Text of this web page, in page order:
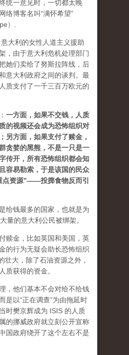
统一意见时，一切都太晚
博客名叫“满怀希望”
）.
大利的女性人道主义援助
，由于意大利危机处理部门
她们卖给了努斯拉阵线，后
意大利政府之间的谈判。最
质支付了一千三百万欧元的
一方面，如果不交钱，人质
的视频还会成为恐怖组织对
另方面，如果支付了赎金，
贪婪的黑熊，不是一只是一
传开，所有恐怖组织都会知
容易勒索，于是该国的民众
点资源”——投掷食物反而引
给钱最多的国家，也就是为
量的意大利公民被绑架。
赎金，比如英国和美国，英
的行为无疑会助长恐怖组织
壮大，除了石油资源之外，
质获得的资金。
，他们基本不会对给不给钱
是以“正在调查”为由拖延时
时樊京辉成为 ISIS 的人质
的挪威政府就立刻公开宣称
国政府绕开了这个左右不是